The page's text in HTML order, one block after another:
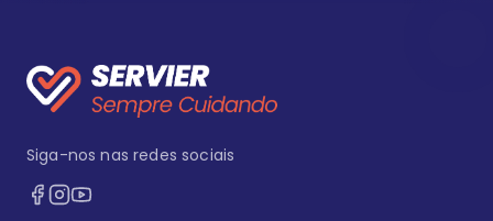
Siga-nos nas redes sociais